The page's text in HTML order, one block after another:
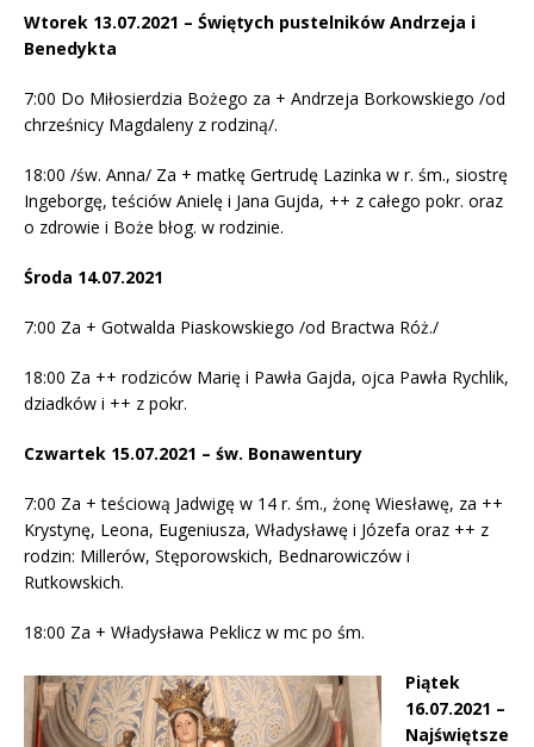
Wtorek 13.07.2021 – Świętych pustelników Andrzeja i
Benedykta
7:00 Do Miłosierdzia Bożego za + Andrzeja Borkowskiego /od
chrześnicy Magdaleny z rodziną/.
18:00 /św. Anna/ Za + matkę Gertrudę Lazinka w r. śm., siostrę
Ingeborgę, teściów Anielę i Jana Gujda, ++ z całego pokr. oraz
o zdrowie i Boże błog. w rodzinie.
Środa 14.07.2021
7:00 Za + Gotwalda Piaskowskiego /od Bractwa Róż./
18:00 Za ++ rodziców Marię i Pawła Gajda, ojca Pawła Rychlik,
dziadków i ++ z pokr.
Czwartek 15.07.2021 – św. Bonawentury
7:00 Za + teściową Jadwigę w 14 r. śm., żonę Wiesławę, za ++
Krystynę, Leona, Eugeniusza, Władysławę i Józefa oraz ++ z
rodzin: Millerów, Stęporowskich, Bednarowiczów i
Rutkowskich.
18:00 Za + Władysława Peklicz w mc po śm.
Piątek
16.07.2021 –
Najświętsze